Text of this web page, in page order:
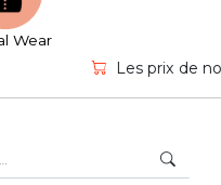
Wear
Les prix de